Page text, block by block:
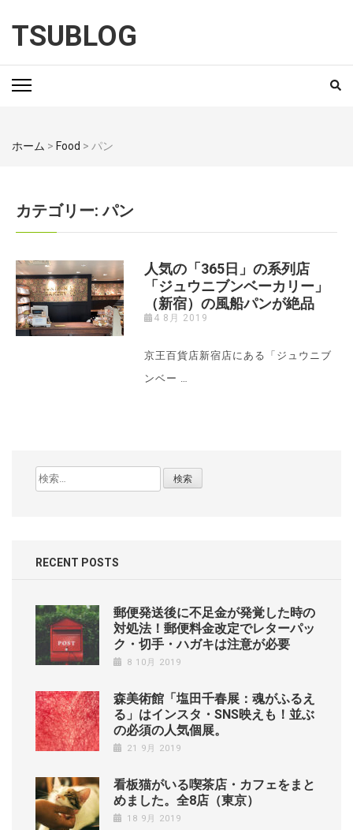
TSUBLOG
ホーム > Food > パン
カテゴリー: パン
人気の「365日」の系列店
「ジュウニブンベーカリー」
（新宿）の風船パンが絶品
4 8月 2019
京王百貨店新宿店にある「ジュウニブ
ンベー …
検
索:
RECENT POSTS
郵便発送後に不足金が発覚した時の
対処法！郵便料金改定でレターパッ
ク・切手・ハガキは注意が必要
8 10月 2019
森美術館「塩田千春展：魂がふるえ
る」はインスタ・SNS映えも！並ぶ
の必須の人気個展。
21 9月 2019
看板猫がいる喫茶店・カフェをまと
めました。全8店（東京）
18 9月 2019